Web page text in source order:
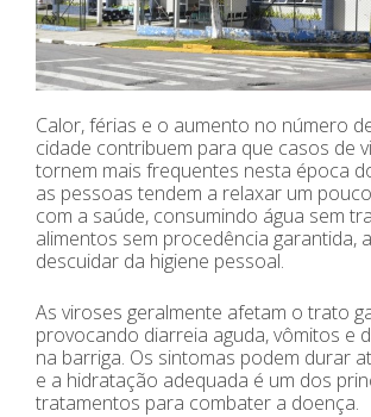
Calor, férias e o aumento no número
cidade contribuem para que casos de
tornem mais frequentes nesta época
as pessoas tendem a relaxar um
com a saúde, consumindo água sem
alimentos sem procedência garantida,
descuidar da higiene pessoal.
As viroses geralmente afetam o trato
provocando diarreia aguda, vômitos e
na barriga. Os sintomas podem durar
e a hidratação adequada é um dos
tratamentos para combater a doença.